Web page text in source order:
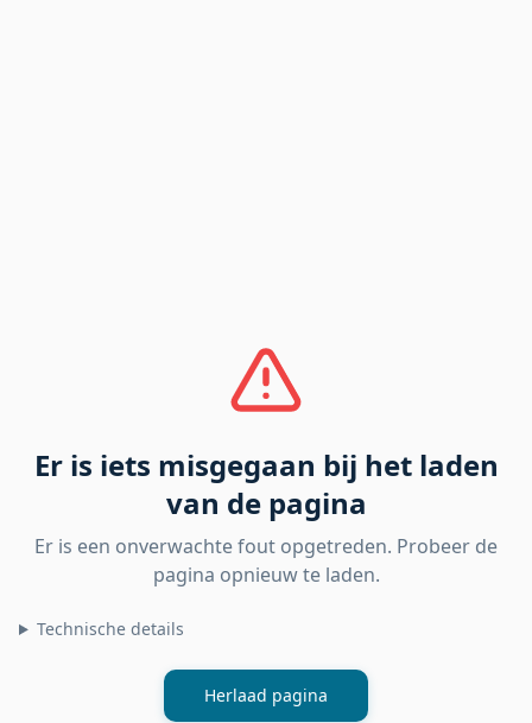
Er is iets misgegaan bij het laden
van de pagina
Er is een onverwachte fout opgetreden. Probeer de
pagina opnieuw te laden.
Technische details
Herlaad pagina